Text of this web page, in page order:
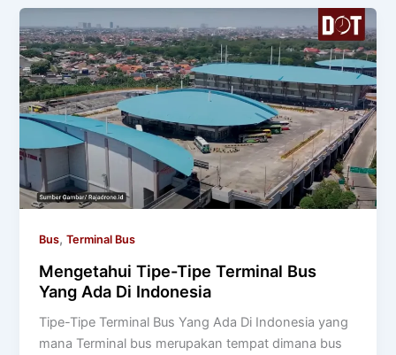
Bus,Terminal Bus
Mengetahui Tipe-Tipe Terminal Bus
Yang Ada Di Indonesia
Tipe-Tipe Terminal Bus Yang Ada Di Indonesia yang
mana Terminal bus merupakan tempat dimana bus